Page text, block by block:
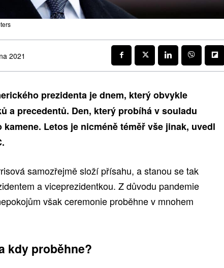
2021
prezidenta je dnem, který obvykle
a precedentů. Den, který probíhá v souladu
Letos je nicméně téměř vše jinak, uvedl
samozřejmě složí přísahu, a stanou se tak
a viceprezidentkou. Z důvodu pandemie
však ceremonie proběhne v mnohem
kdy proběhne?